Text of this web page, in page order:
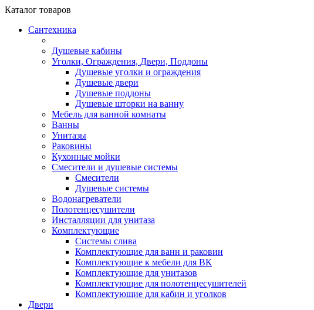
Каталог товаров
Сантехника
Душевые кабины
Уголки, Ограждения, Двери, Поддоны
Душевые уголки и ограждения
Душевые двери
Душевые поддоны
Душевые шторки на ванну
Мебель для ванной комнаты
Ванны
Унитазы
Раковины
Кухонные мойки
Смесители и душевые системы
Смесители
Душевые системы
Водонагреватели
Полотенцесушители
Инсталляции для унитаза
Комплектующие
Системы слива
Комплектующие для ванн и раковин
Комплектующие к мебели для ВК
Комплектующие для унитазов
Комплектующие для полотенцесушителей
Комплектующие для кабин и уголков
Двери